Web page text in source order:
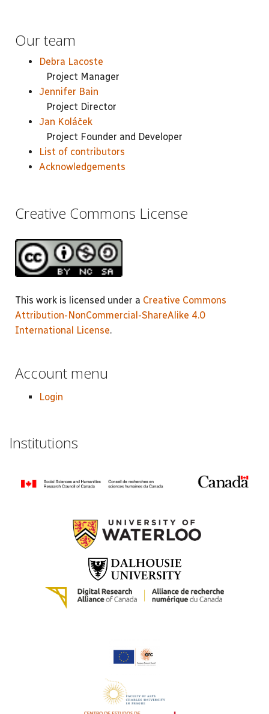
Our team
Debra Lacoste
Project Manager
Jennifer Bain
Project Director
Jan Koláček
Project Founder and Developer
List of contributors
Acknowledgements
Creative Commons License
This work is licensed under a Creative Commons
Attribution-NonCommercial-ShareAlike 4.0
International License.
Account menu
Login
Institutions